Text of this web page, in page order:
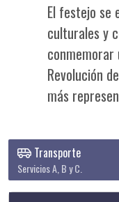
El festejo se
culturales y
conmemorar
Revolución
más
Transporte
Servicios A, B y C.